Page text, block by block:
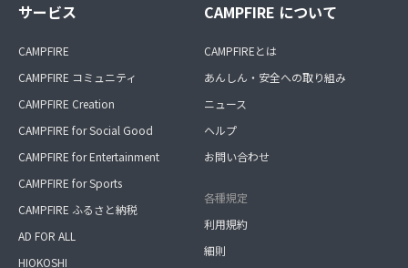
サービス
CAMPFIRE
CAMPFIRE コミュニティ
CAMPFIRE Creation
CAMPFIRE for Social Good
CAMPFIRE for Entertainment
CAMPFIRE for Sports
CAMPFIRE ふるさと納税
AD FOR ALL
HIOKOSHI
CAMPFIRE について
CAMPFIREとは
あんしん・安全への取り組み
ニュース
ヘルプ
お問い合わせ
各種規定
利用規約
細則